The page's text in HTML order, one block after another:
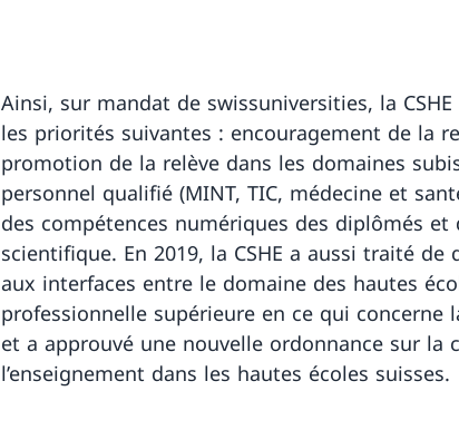
Ainsi, sur mandat de swissuniversities, la
les priorités suivantes : encouragement de la
promotion de la relève dans les domaines
personnel qualifié (MINT, TIC, médecine et
des compétences numériques des diplômés et
scientifique. En 2019, la CSHE a aussi traité de
aux interfaces entre le domaine des hautes
professionnelle supérieure en ce qui concerne
et a approuvé une nouvelle ordonnance sur la
l’enseignement dans les hautes écoles suisses.